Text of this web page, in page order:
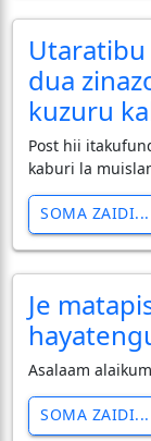
dua
kuzuru
Post hii
kaburi la
SOMA ZAIDI...
Je
Asalaam
SOMA ZAIDI...